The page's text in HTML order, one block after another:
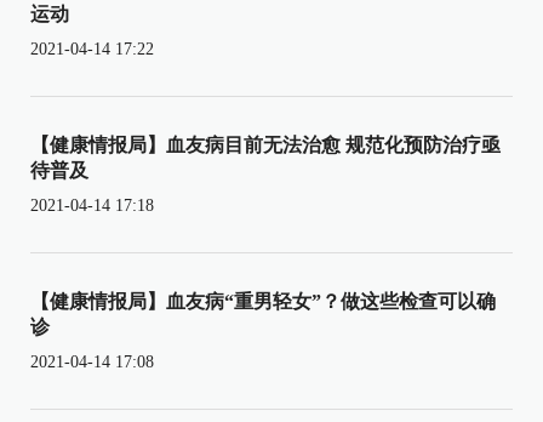
运动
2021-04-14 17:22
【健康情报局】血友病目前无法治愈 规范化预防治疗亟
待普及
2021-04-14 17:18
【健康情报局】血友病“重男轻女”？做这些检查可以确
诊
2021-04-14 17:08